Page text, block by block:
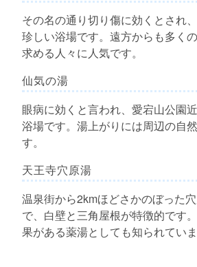
その名の通り切り傷に効くとされ
珍しい浴場です。遠方からも多く
求める人々に人気です。
仙気の湯
眼病に効くと言われ、愛宕山公園
浴場です。湯上がりには周辺の自
す。
天王寺穴原湯
温泉街から2kmほどさかのぼった
で、白壁と三角屋根が特徴的です
果がある薬湯としても知られていま